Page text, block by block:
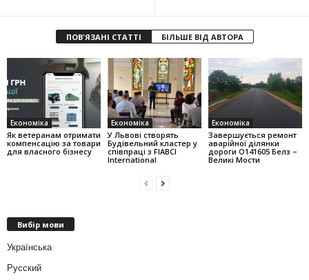
ПОВ'ЯЗАНІ СТАТТІ БІЛЬШЕ ВІД АВТОРА
Економіка
Як ветеранам отримати
компенсацію за товари
для власного бізнесу
Економіка
У Львові створять
Будівельний кластер у
співпраці з FIABCI
International
Економіка
Завершується ремонт
аварійної ділянки
дороги О141605 Белз –
Великі Мости
Вибір мови
Українська
Русский